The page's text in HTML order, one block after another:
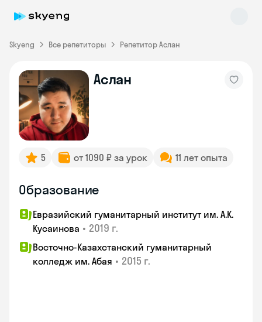
Skyeng Все репетиторы Репетитор Аслан
Аслан
5 от 1090 ₽ за урок 11 лет опыта
Образование
Евразийский гуманитарный институт им. А.К.
Кусаинова • 2019 г.
Восточно-Казахстанский гуманитарный
колледж им. Абая • 2015 г.
Skyeng Chat
online